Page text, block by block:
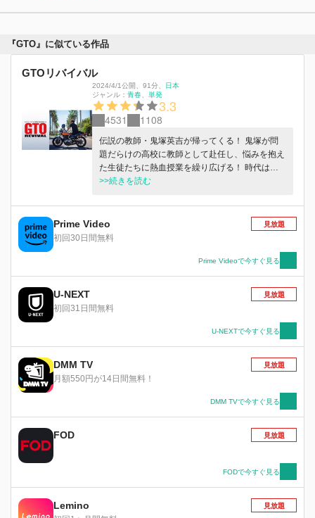
『GTO』に似ている作品
GTOリバイバル
2024/4/1公開 91分
日本
ジャンル： 青春 単発
3.3
4531 1108
伝説の教師・鬼塚英吉が帰ってくる！ 鬼塚が問
題だらけの高校に教師として赴任し、悩みを抱え
た生徒たちに熱血授業を繰り広げる！ 時代は平
成から令和へ…かつてグレイト・ティーチャーと
くのか？鬼塚は令和のニューヒーローになれるの
か？
>>続きを読む
Prime Video
初回30日間無料
見放題
Prime Videoで今すぐ見る
U-NEXT
初回31日間無料
見放題
U-NEXTで今すぐ見る
DMM TV
月額550円が14日間無料！
見放題
DMM TVで今すぐ見る
FOD 見放題
FODで今すぐ見る
Lemino 見放題